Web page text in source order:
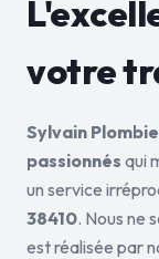
votre
Sylvain
passionnés qui
un service
38410. Nous ne
est réalisée par